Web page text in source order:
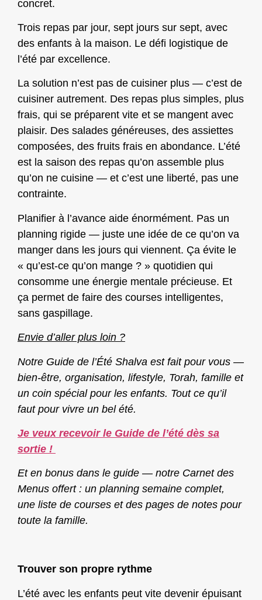
concret.
Trois repas par jour, sept jours sur sept, avec
des enfants à la maison. Le défi logistique de
l’été par excellence.
La solution n’est pas de cuisiner plus — c’est de
cuisiner autrement. Des repas plus simples, plus
frais, qui se préparent vite et se mangent avec
plaisir. Des salades généreuses, des assiettes
composées, des fruits frais en abondance. L’été
est la saison des repas qu’on assemble plus
qu’on ne cuisine — et c’est une liberté, pas une
contrainte.
Planifier à l’avance aide énormément. Pas un
planning rigide — juste une idée de ce qu’on va
manger dans les jours qui viennent. Ça évite le
« qu’est-ce qu’on mange ? » quotidien qui
consomme une énergie mentale précieuse. Et
ça permet de faire des courses intelligentes,
sans gaspillage.
Envie d’aller plus loin ?
Notre Guide de l’Été Shalva est fait pour vous —
bien-être, organisation, lifestyle, Torah, famille et
un coin spécial pour les enfants. Tout ce qu’il
faut pour vivre un bel été.
Je veux recevoir le Guide de l’été dès sa
sortie !
Et en bonus dans le guide — notre Carnet des
Menus offert : un planning semaine complet,
une liste de courses et des pages de notes pour
toute la famille.
Trouver son propre rythme
L’été avec les enfants peut vite devenir épuisant